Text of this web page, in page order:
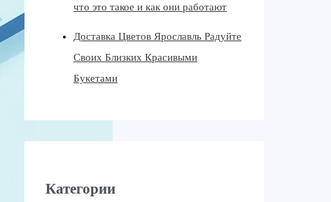
что это такое и как они работают
Доставка Цветов Ярославль Радуйте
Своих Близких Красивыми
Букетами
Категории